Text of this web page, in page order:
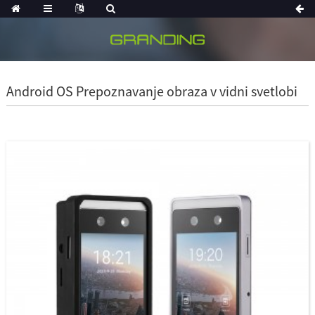
Android OS Prepoznavanje obraza v vidni svetlobi